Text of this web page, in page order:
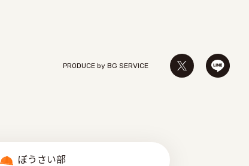
PRODUCE by ︎BG SERVICE
ぼうさい部